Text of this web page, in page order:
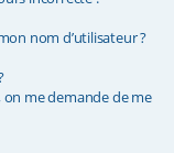
nom d’utilisateur ?
me demande de me